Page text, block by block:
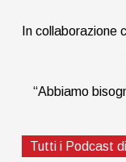
In collaborazione
“Abbiamo
Tutti i Podcast